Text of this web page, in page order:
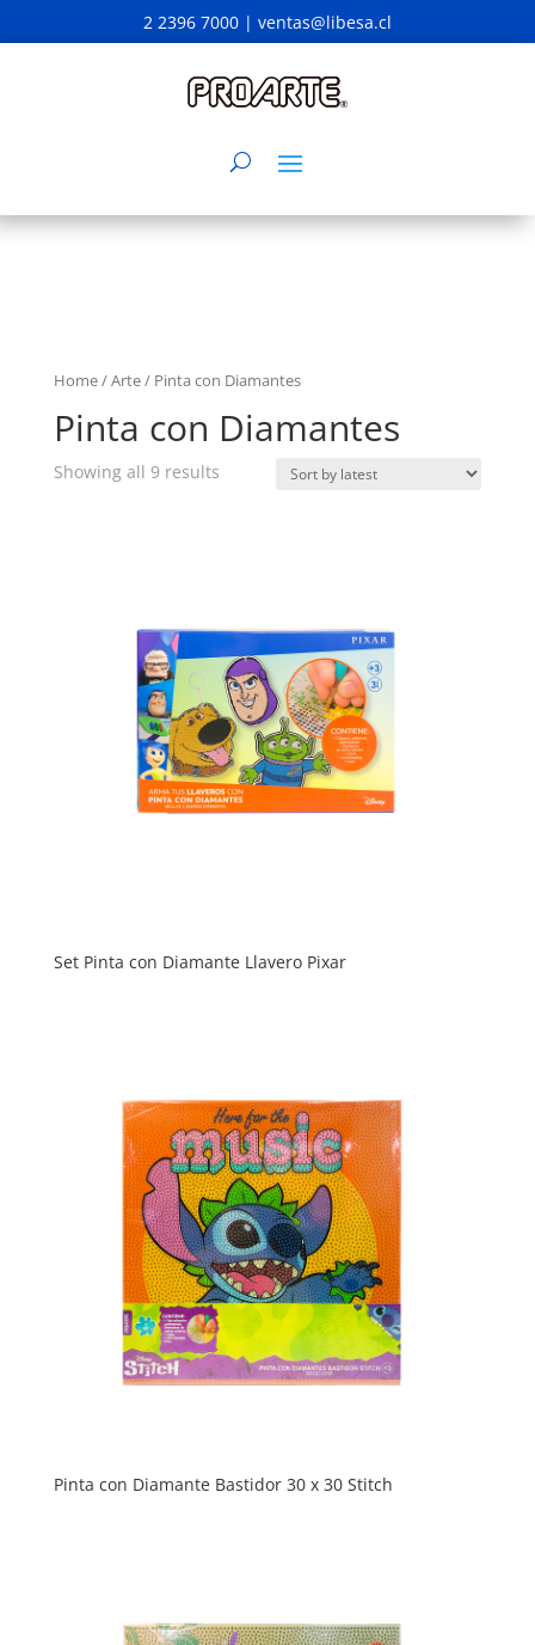
2 2396 7000 | ventas@libesa.cl
Home/Arte/ Pinta con Diamantes
Pinta con Diamantes
Showing all 9 results
Set Pinta con Diamante Llavero Pixar
Pinta con Diamante Bastidor 30 x 30 Stitch